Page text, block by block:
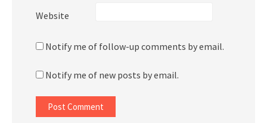
Website
Notify me of follow-up comments by email.
Notify me of new posts by email.